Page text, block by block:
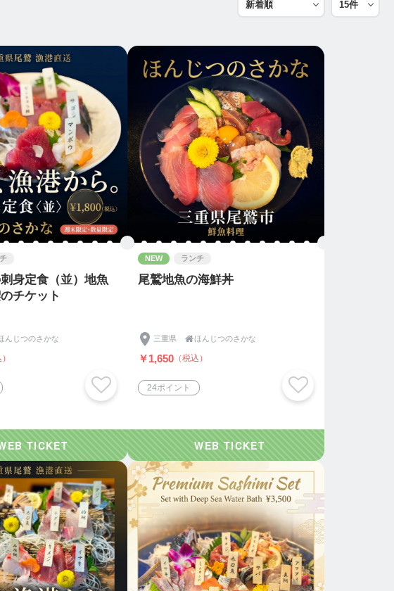
身定食（並）地魚
チケット
んじつのさかな
NEW ランチ
尾鷲地魚の海鮮丼
三重県 ほんじつのさかな
￥1,650 （税込）
24ポイント